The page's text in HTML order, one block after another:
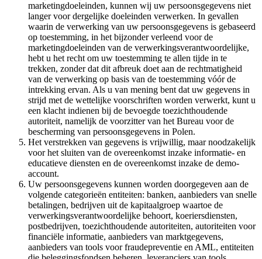
marketingdoeleinden, kunnen wij uw persoonsgegevens niet
langer voor dergelijke doeleinden verwerken. In gevallen
waarin de verwerking van uw persoonsgegevens is gebaseerd
op toestemming, in het bijzonder verleend voor de
marketingdoeleinden van de verwerkingsverantwoordelijke,
hebt u het recht om uw toestemming te allen tijde in te
trekken, zonder dat dit afbreuk doet aan de rechtmatigheid
van de verwerking op basis van de toestemming vóór de
intrekking ervan. Als u van mening bent dat uw gegevens in
strijd met de wettelijke voorschriften worden verwerkt, kunt u
een klacht indienen bij de bevoegde toezichthoudende
autoriteit, namelijk de voorzitter van het Bureau voor de
bescherming van persoonsgegevens in Polen.
Het verstrekken van gegevens is vrijwillig, maar noodzakelijk
voor het sluiten van de overeenkomst inzake informatie- en
educatieve diensten en de overeenkomst inzake de demo-
account.
Uw persoonsgegevens kunnen worden doorgegeven aan de
volgende categorieën entiteiten: banken, aanbieders van snelle
betalingen, bedrijven uit de kapitaalgroep waartoe de
verwerkingsverantwoordelijke behoort, koeriersdiensten,
postbedrijven, toezichthoudende autoriteiten, autoriteiten voor
financiële informatie, aanbieders van marktgegevens,
aanbieders van tools voor fraudepreventie en AML, entiteiten